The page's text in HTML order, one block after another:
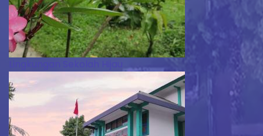
Lingkungan Sekolah Hijau